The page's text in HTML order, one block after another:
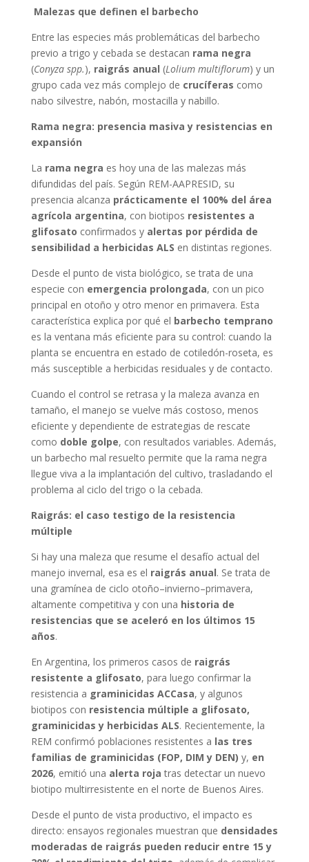
Malezas que definen el barbecho
Entre las especies más problemáticas del barbecho
previo a trigo y cebada se destacan rama negra
(Conyza spp.), raigrás anual (Lolium multiflorum) y un
grupo cada vez más complejo de crucíferas como
nabo silvestre, nabón, mostacilla y nabillo.
Rama negra: presencia masiva y resistencias en
expansión
La rama negra es hoy una de las malezas más
difundidas del país. Según REM-AAPRESID, su
presencia alcanza prácticamente el 100% del área
agrícola argentina, con biotipos resistentes a
glifosato confirmados y alertas por pérdida de
sensibilidad a herbicidas ALS en distintas regiones.
Desde el punto de vista biológico, se trata de una
especie con emergencia prolongada, con un pico
principal en otoño y otro menor en primavera. Esta
característica explica por qué el barbecho temprano
es la ventana más eficiente para su control: cuando la
planta se encuentra en estado de cotiledón-roseta, es
más susceptible a herbicidas residuales y de contacto.
Cuando el control se retrasa y la maleza avanza en
tamaño, el manejo se vuelve más costoso, menos
eficiente y dependiente de estrategias de rescate
como doble golpe, con resultados variables. Además,
un barbecho mal resuelto permite que la rama negra
llegue viva a la implantación del cultivo, trasladando el
problema al ciclo del trigo o la cebada.
Raigrás: el caso testigo de la resistencia
múltiple
Si hay una maleza que resume el desafío actual del
manejo invernal, esa es el raigrás anual. Se trata de
una gramínea de ciclo otoño–invierno–primavera,
altamente competitiva y con una historia de
resistencias que se aceleró en los últimos 15
años.
En Argentina, los primeros casos de raigrás
resistente a glifosato, para luego confirmar la
resistencia a graminicidas ACCasa, y algunos
biotipos con resistencia múltiple a glifosato,
graminicidas y herbicidas ALS. Recientemente, la
REM confirmó poblaciones resistentes a las tres
familias de graminicidas (FOP, DIM y DEN) y, en
2026, emitió una alerta roja tras detectar un nuevo
biotipo multirresistente en el norte de Buenos Aires.
Desde el punto de vista productivo, el impacto es
directo: ensayos regionales muestran que densidades
moderadas de raigrás pueden reducir entre 15 y